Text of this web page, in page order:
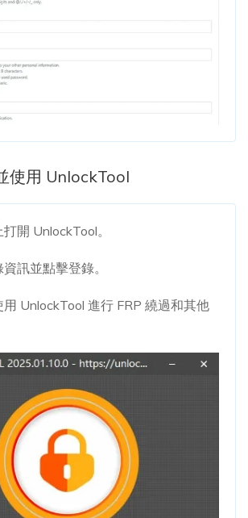
使用 UnlockTool
開 UnlockTool。
訊並點擊登錄。
UnlockTool 進行 FRP 繞過和其他